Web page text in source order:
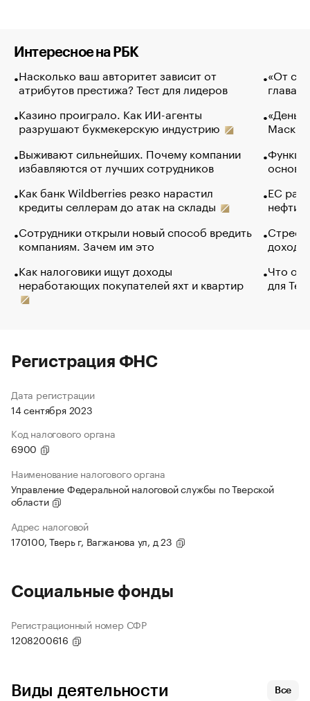
Интересное на РБК
Насколько ваш авторитет зависит от
атрибутов престижа? Тест для лидеров
Казино проиграло. Как ИИ-агенты
разрушают букмекерскую индустрию
Выживают сильнейших. Почему компании
избавляются от лучших сотрудников
Как банк Wildberries резко нарастил
кредиты селлерам до атак на склады
Сотрудники открыли новый способ вредить
компаниям. Зачем им это
Как налоговики ищут доходы
неработающих покупателей яхт и квартир
«От
глава
Маск в
основ
ЕС
нефти
Что
для
Регистрация ФНС
Дата регистрации
14 сентября 2023
Код налогового органа
6900
Наименование налогового органа
Управление Федеральной налоговой службы по Тверской
области
Адрес налоговой
170100, Тверь г, Вагжанова ул, д 23
Социальные фонды
Регистрационный номер СФР
1208200616
Виды деятельности Все